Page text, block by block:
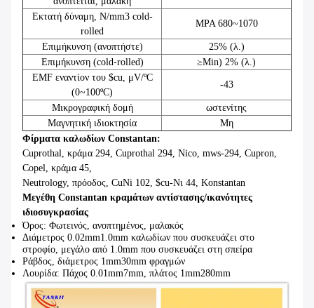
Εκτατή δύναμη, N/mm3 cold-
rolled
MPA 680~1070
Επιμήκυνση (ανοπτήστε)
25% (λ.)
Επιμήκυνση (cold-rolled)
≥Min) 2% (λ.)
EMF εναντίον του $cu, μV/ºC
(0~100ºC)
-43
Μικρογραφική δομή
ωστενίτης
Μαγνητική ιδιοκτησία
Μη
Φίρματα καλωδίων Constantan:
Cuprothal, κράμα 294, Cuprothal 294, Nico, mws-294, Cupron,
Copel, κράμα 45,
Neutrology, πρόοδος, CuNi 102, $cu-Νι 44, Konstantan
Μεγέθη Constantan κραμάτων αντίστασης/ικανότητες
ιδιοσυγκρασίας
Όρος: Φωτεινός, ανοπτημένος, μαλακός
Διάμετρος 0.02mm1.0mm καλωδίων που συσκευάζει στο
στροφίο, μεγάλο από 1.0mm που συσκευάζει στη σπείρα
Ράβδος, διάμετρος 1mm30mm φραγμών
Λουρίδα: Πάχος 0.01mm7mm, πλάτος 1mm280mm